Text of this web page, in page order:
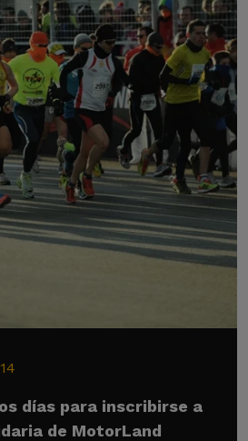
días para inscribirse a
de MotorLand